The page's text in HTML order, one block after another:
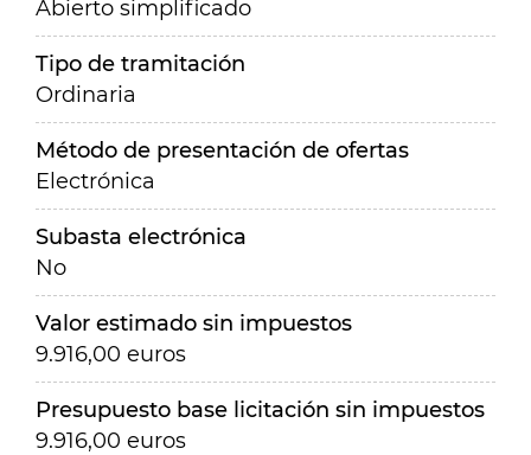
Abierto simplificado
Tipo de tramitación
Ordinaria
Método de presentación de ofertas
Electrónica
Subasta electrónica
No
Valor estimado sin impuestos
9.916,00 euros
Presupuesto base licitación sin impuestos
9.916,00 euros